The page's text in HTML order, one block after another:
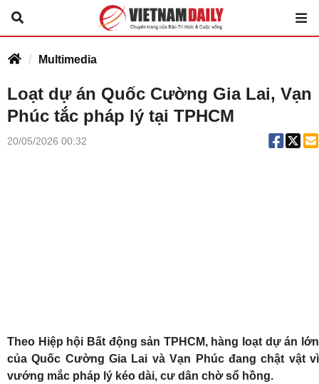
Multimedia
Loạt dự án Quốc Cường Gia Lai, Vạn
Phúc tắc pháp lý tại TPHCM
20/05/2026 00:32
Theo Hiệp hội Bất động sản TPHCM, hàng loạt dự án lớn
của Quốc Cường Gia Lai và Vạn Phúc đang chật vật vì
vướng mắc pháp lý kéo dài, cư dân chờ sổ hồng.